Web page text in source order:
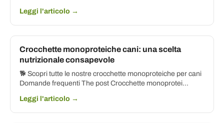
Leggi l'articolo →
Crocchette monoproteiche cani: una scelta
nutrizionale consapevole
🐕 Scopri tutte le nostre crocchette monoproteiche per cani
Domande frequenti The post Crocchette monoprotei...
Leggi l'articolo →